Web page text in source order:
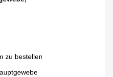
zu bestellen